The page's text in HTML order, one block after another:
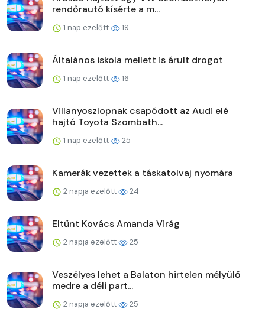
rendőrautó kísérte a m...
1 nap ezelőtt 19
Általános iskola mellett is árult drogot
1 nap ezelőtt 16
Villanyoszlopnak csapódott az Audi elé
hajtó Toyota Szombath...
1 nap ezelőtt 25
Kamerák vezettek a táskatolvaj nyomára
2 napja ezelőtt 24
Eltűnt Kovács Amanda Virág
2 napja ezelőtt 25
Veszélyes lehet a Balaton hirtelen mélyülő
medre a déli part...
2 napja ezelőtt 25